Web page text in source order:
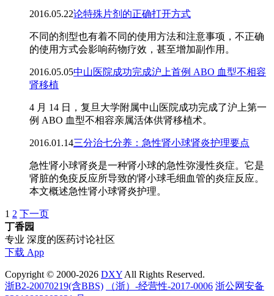
2016.05.22论特殊片剂的正确打开方式
不同的剂型也有着不同的使用方法和注意事项，不正确
的使用方式会影响药物疗效，甚至增加副作用。
2016.05.05中山医院成功完成沪上首例 ABO 血型不相容
肾移植
4 月 14 日，复旦大学附属中山医院成功完成了沪上第一
例 ABO 血型不相容亲属活体供肾移植术。
2016.01.14三分治七分养：急性肾小球肾炎护理要点
急性肾小球肾炎是一种肾小球的急性弥漫性炎症。它是
肾脏的免疫反应所导致的肾小球毛细血管的炎症反应。
本文概述急性肾小球肾炎护理。
1 2 下一页
丁香园
专业 深度的医药讨论社区
下载 App
Copyright © 2000-2026 DXYAll Rights Reserved.
浙B2-20070219(含BBS)
（浙）-经营性-2017-0006 浙公网安备